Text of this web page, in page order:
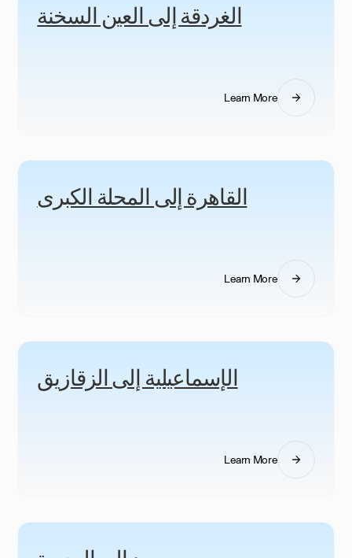
الغردقة إلى العين السخنة
Learn More
القاهرة إلى المحلة الكبرى
Learn More
الإسماعيلية إلى الزقازيق
Learn More